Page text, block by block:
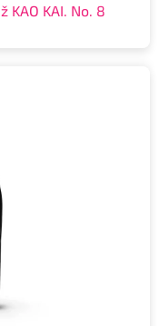
KAO KAI. No. 8